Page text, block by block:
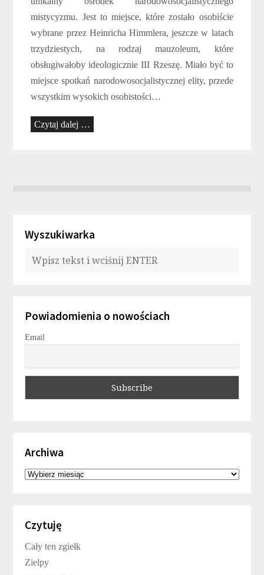
mistycyzmu. Jest to miejsce, które zostało osobiście
wybrane przez Heinricha Himmlera, jeszcze w latach
trzydziestych, na rodzaj mauzoleum, które
obsługiwałoby ideologicznie III Rzeszę. Miało być to
miejsce spotkań narodowosocjalistycznej elity, przede
wszystkim wysokich osobistości…
Czytaj dalej …
Wyszukiwarka
Powiadomienia o nowościach
Email
Archiwa
Archiwa
Czytuję
Cały ten zgiełk
Zielpy